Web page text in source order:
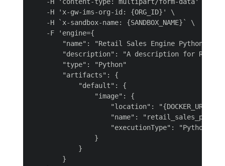
    -H 'x-gw-ims-org-id: {ORG_ID}' \
    -H `x-sandbox-name: {SANDBOX_NAME}` \
    -F 'engine={
        "name": "Retail Sales Engine Python",
"description": "A description for
        "type": "Python"
        "artifacts": {
            "default": {
                "image": {
                    "location": "{DOCKER_URL}",
"name":
                    "executionType": "Python"
                }
            }
        }